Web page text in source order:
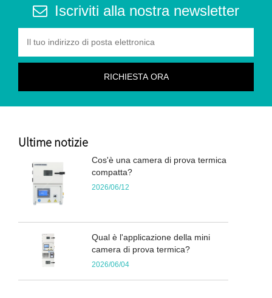
Iscriviti alla nostra newsletter
Ultime notizie
Cos'è una camera di prova termica
compatta?
2026/06/12
Qual è l'applicazione della mini
camera di prova termica?
2026/06/04